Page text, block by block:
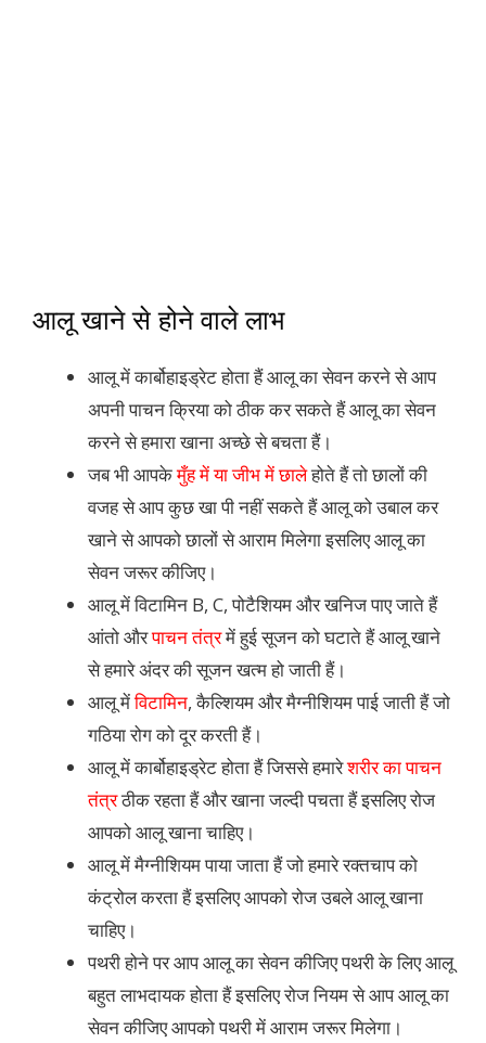
आलू खाने से होने वाले लाभ
आलू में कार्बोहाइड्रेट होता हैं आलू का सेवन करने से आप
अपनी पाचन क्रिया को ठीक कर सकते हैं आलू का सेवन
करने से हमारा खाना अच्छे से बचता हैं।
जब भी आपकेमुँह में या जीभ में छालेहोते हैं तो छालों की
वजह से आप कुछ खा पी नहीं सकते हैं आलू को उबाल कर
खाने से आपको छालों से आराम मिलेगा इसलिए आलू का
सेवन जरूर कीजिए।
आलू में विटामिन B, C, पोटैशियम और खनिज पाए जाते हैं
आंतो औरपाचन तंत्रमें हुई सूजन को घटाते हैं आलू खाने
से हमारे अंदर की सूजन खत्म हो जाती हैं।
आलू मेंविटामिन, कैल्शियम और मैग्नीशियम पाई जाती हैं जो
गठिया रोग को दूर करती हैं।
आलू में कार्बोहाइड्रेट होता हैं जिससे हमारेशरीर का पाचन
तंत्रठीक रहता हैं और खाना जल्दी पचता हैं इसलिए रोज
आपको आलू खाना चाहिए।
आलू में मैग्नीशियम पाया जाता हैं जो हमारे रक्तचाप को
कंट्रोल करता हैं इसलिए आपको रोज उबले आलू खाना
चाहिए।
पथरी होने पर आप आलू का सेवन कीजिए पथरी के लिए आलू
बहुत लाभदायक होता हैं इसलिए रोज नियम से आप आलू का
सेवन कीजिए आपको पथरी में आराम जरूर मिलेगा।